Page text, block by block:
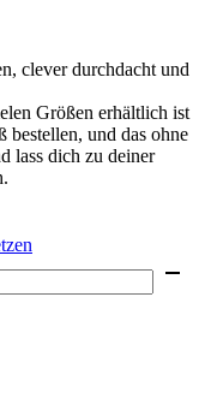
clever durchdacht und
Größen erhältlich ist
bestellen, und das ohne
lass dich zu deiner